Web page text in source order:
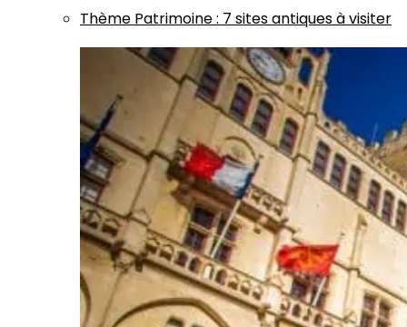
Thème Patrimoine: 7 sites antiques à visiter